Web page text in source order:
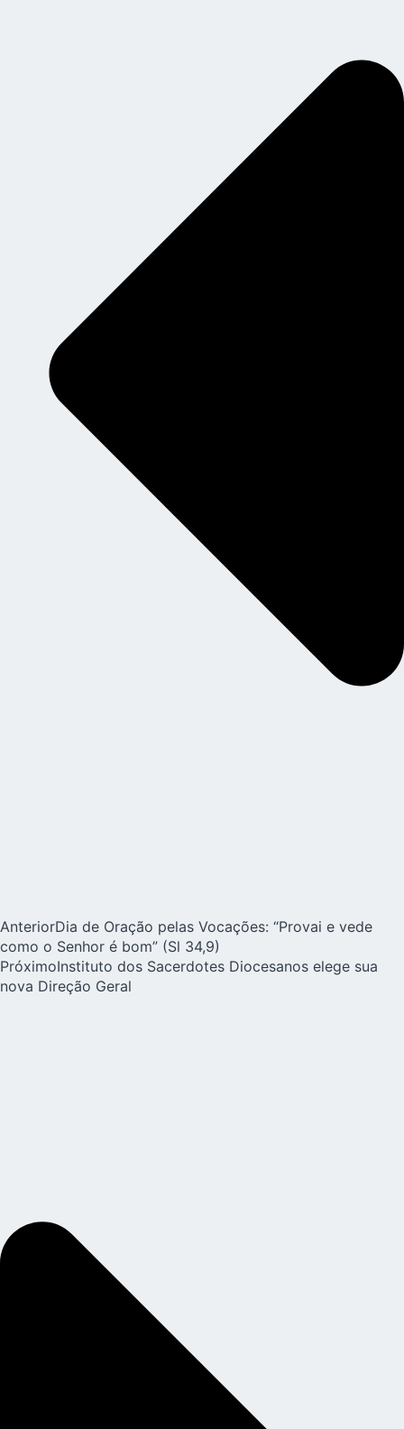
AnteriorDia de Oração pelas Vocações: “Provai e vede
como o Senhor é bom” (Sl 34,9)
PróximoInstituto dos Sacerdotes Diocesanos elege sua
nova Direção Geral